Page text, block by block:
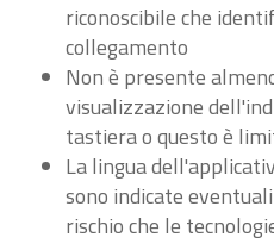
riconoscibile che
collegamento
Non è presente
visualizzazione
tastiera o questo è
La lingua
sono indicate
rischio che le